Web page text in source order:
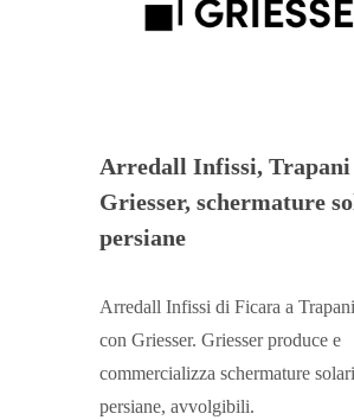
Arredall Infissi, Trapani
Griesser, schermature
persiane
Arredall Infissi di Ficara a
con Griesser. Griesser produce e
commercializza schermature
persiane, avvolgibili.